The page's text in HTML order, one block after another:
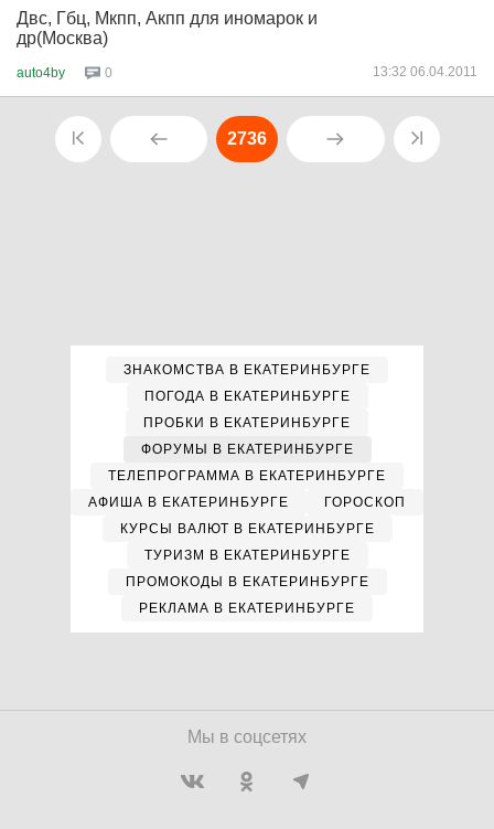
Двс, Гбц, Мкпп, Акпп для иномарок и
др(Москва)
auto4by 0 13:32 06.04.2011
2736
ЗНАКОМСТВА В ЕКАТЕРИНБУРГЕ
ПОГОДА В ЕКАТЕРИНБУРГЕ
ПРОБКИ В ЕКАТЕРИНБУРГЕ
ФОРУМЫ В ЕКАТЕРИНБУРГЕ
ТЕЛЕПРОГРАММА В ЕКАТЕРИНБУРГЕ
АФИША В ЕКАТЕРИНБУРГЕ
ГОРОСКОП
КУРСЫ ВАЛЮТ В ЕКАТЕРИНБУРГЕ
ТУРИЗМ В ЕКАТЕРИНБУРГЕ
ПРОМОКОДЫ В ЕКАТЕРИНБУРГЕ
РЕКЛАМА В ЕКАТЕРИНБУРГЕ
Мы в соцсетях